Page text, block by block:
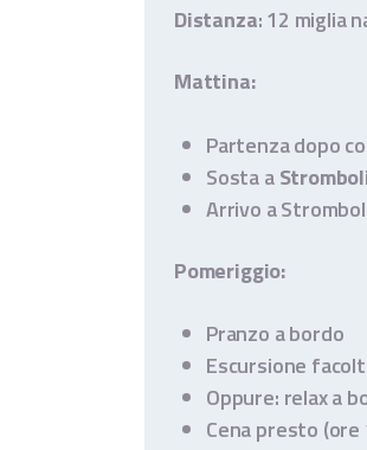
Distanza: 12 miglia
Mattina:
Partenza dopo
Sosta a
Arrivo a
Pomeriggio:
Pranzo a bordo
Escursione
Oppure: relax a
Cena presto (ore